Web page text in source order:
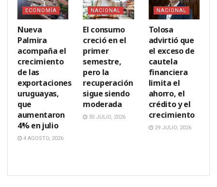
ECONOMÍA
Nueva
Palmira
acompaña el
crecimiento
de las
exportaciones
uruguayas,
que
aumentaron
4% en julio
4 AGOSTO, 2026
NACIONAL
El consumo
creció en el
primer
semestre,
pero la
recuperación
sigue siendo
moderada
30 JULIO, 2026
NACIONAL
Tolosa
advirtió que
el exceso de
cautela
financiera
limita el
ahorro, el
crédito y el
crecimiento
29 JULIO, 2026